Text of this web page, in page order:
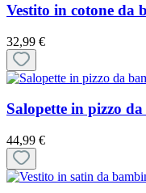
Vestito in cotone da
32,99 €
Salopette in pizzo
44,99 €